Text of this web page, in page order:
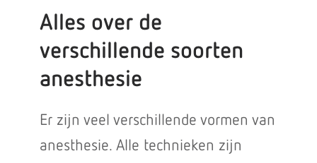
Alles over de
verschillende soorten
anesthesie
Er zijn veel verschillende vormen van
anesthesie. Alle technieken zijn